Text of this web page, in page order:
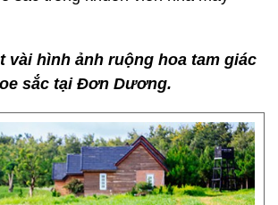
vài hình ảnh ruộng hoa tam giác
sắc tại Đơn Dương.